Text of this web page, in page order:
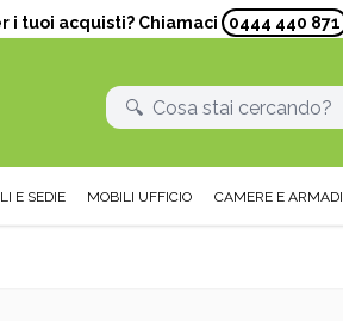
i tuoi acquisti? Chiamaci 0444 440 871
E SEDIE MOBILI UFFICIO CAMERE E ARMADI